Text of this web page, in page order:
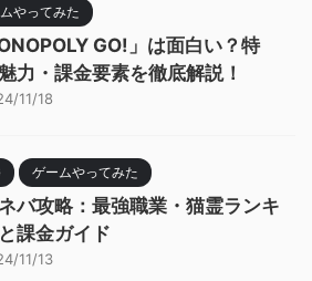
やってみた
GO!」は面白い？特
力・課金要素を徹底解説！
11/18
ゲームやってみた
バ攻略：最強職業・猫霊ランキ
課金ガイド
11/13